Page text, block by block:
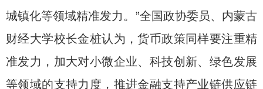
城镇化等领域精准发力。”全国政协委员、内蒙古
财经大学校长金桩认为，货币政策同样要注重精
准发力，加大对小微企业、科技创新、绿色发展
等领域的支持力度，推进金融支持产业链供应链